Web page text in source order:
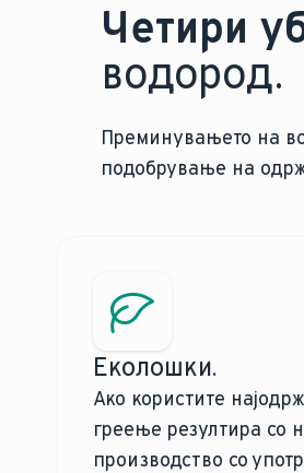
Четири
водород.
Преминувањето на
подобрување на
Еколошки.
Ако користите
греење резултира со
производство со